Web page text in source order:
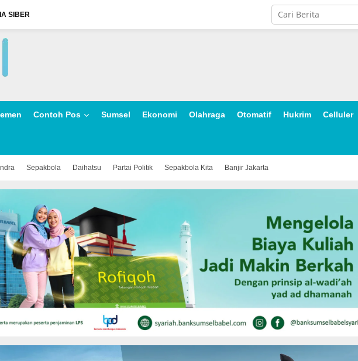
SIBER
Contoh Pos Sumsel Ekonomi Olahraga Otomatif Hukrim Celluler
Sepakbola Daihatsu Partai Politik Sepakbola Kita Banjir Jakarta